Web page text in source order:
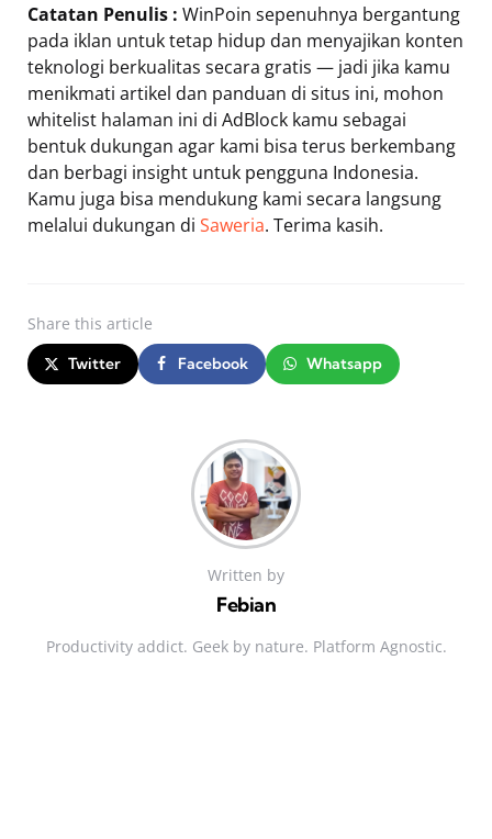
Catatan Penulis : WinPoin sepenuhnya bergantung
pada iklan untuk tetap hidup dan menyajikan konten
teknologi berkualitas secara gratis — jadi jika kamu
menikmati artikel dan panduan di situs ini, mohon
whitelist halaman ini di AdBlock kamu sebagai
bentuk dukungan agar kami bisa terus berkembang
dan berbagi insight untuk pengguna Indonesia.
Kamu juga bisa mendukung kami secara langsung
melalui dukungan di Saweria. Terima kasih.
Share this article
Twitter Facebook Whatsapp
Written by
Febian
Productivity addict. Geek by nature. Platform Agnostic.